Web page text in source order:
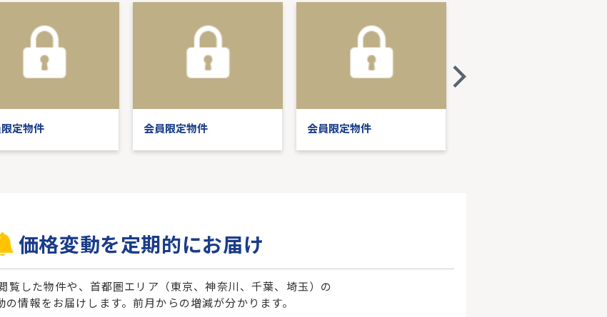
定物件 会員限定物件 会員限定物件
価格変動を定期的にお届け
覧した物件や、首都圏エリア（東京、神奈川、千葉、埼玉）の
の情報をお届けします。前月からの増減が分かります。